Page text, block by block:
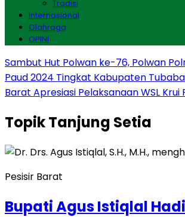
Tradisi
Internasional
Olahraga
OPINI
Sambut Hut Polwan ke-76, Polwan
Paud 2024 Tingkat Kabupaten Tubaba
Barat Apresiasi Pelaksanaan WSL Krui
TopikTanjung Setia
Pesisir Barat
Bupati Agus Istiqlal